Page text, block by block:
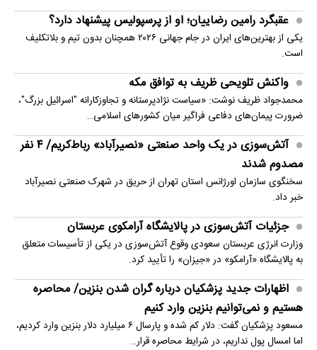
عقبگرد رامین رضاییان؛ او از پرسپولیس پیشنهاد دارد؟
یکی از بهترین‌های ایران در جام جهانی ۲۰۲۶ همچنان بدون تیم و بلاتکلیف
است.
واکنش تلویحی ظریف به توافق مکه
محمدجواد ظریف نوشت: «سیاست نژادپرستانه و تجاوزکارانه "اسرائیل بزرگ"،
ضرورت پیمان‌های دفاعی فراگیر میان کشورهای اسلامی…
آتش‌سوزی در یک واحد صنعتی «نصیرآباد» رباط‌کریم/ ۴ نفر
مصدوم شدند
سخنگوی سازمان اورژانس استان تهران از حریق در شهرک صنعتی نصیرآباد
خبر داد.
جزئیات آتش‌سوزی در پالایشگاه آرامکوی عربستان
وزارت انرژی عربستان سعودی وقوع آتش‌سوزی در یکی از تأسیسات متعلق
به پالایشگاه «آرامکو» در «جیزان» را تأیید کرد.
اظهارات جدید پزشکیان درباره گران شدن بنزین/ محاصره
هستیم و نمی‌توانیم بنزین وارد کنیم
مسعود پزشکیان گفت: دلار کم شده و پارسال ۶ میلیارد دلار بنزین وارد کردیم،
اما امسال پول نداریم، در شرایط محاصره قرار…